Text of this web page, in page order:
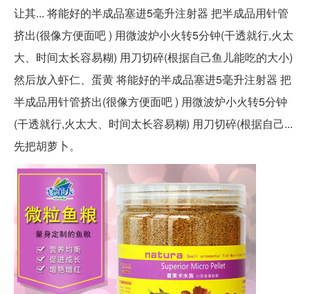
让其... 将能好的半成品塞进5毫升注射器 把半成品用针管
挤出(很像方便面吧 ) 用微波炉小火转5分钟(干透就行,火太
大、时间太长容易糊) 用刀切碎(根据自己鱼儿能吃的大小)
然后放入虾仁、蛋黄 将能好的半成品塞进5毫升注射器 把
半成品用针管挤出(很像方便面吧 ) 用微波炉小火转5分钟
(干透就行,火太大、时间太长容易糊) 用刀切碎(根据自己...
先把胡萝卜。